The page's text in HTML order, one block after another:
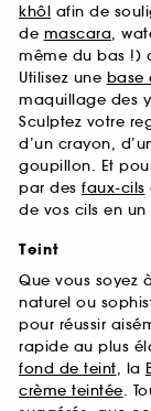
khôl afin de
de mascara,
même du bas !)
Utilisez une base
maquillage des
Sculptez votre
d’un crayon,
goupillon. Et
par des faux-cils
de vos cils en
Teint
Que vous soyez
naturel ou
pour réussir
rapide au plus
fond de teint, la
crème teintée.